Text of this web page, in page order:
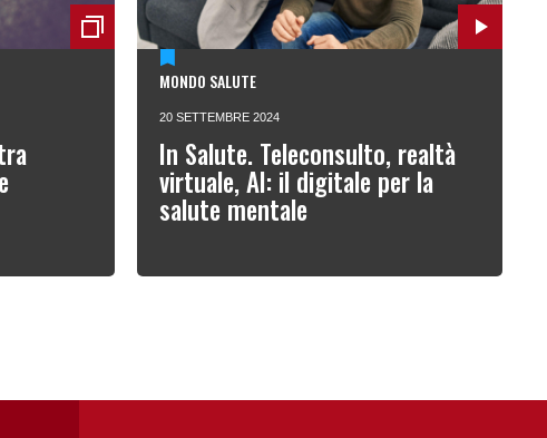
MONDO SALUTE
20 SETTEMBRE 2024
In Salute. Teleconsulto, realtà
virtuale, AI: il digitale per la
salute mentale